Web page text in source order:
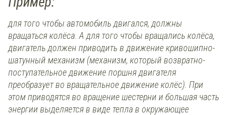
для того чтобы автомобиль двигался, должны
вращаться колёса. А для того чтобы вращались колёса,
двигатель должен приводить в движение кривошипно-
шатунный механизм (механизм, который возвратно-
поступательное движение поршня двигателя
преобразует во вращательное движение колёс). При
этом приводятся во вращение шестерни и большая часть
энергии выделяется в виде тепла в окружающее